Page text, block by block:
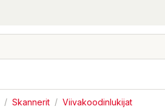
/ Skannerit / Viivakoodinlukijat